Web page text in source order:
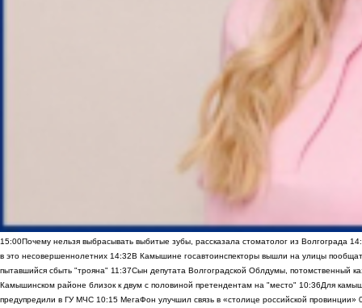
15:00Почему нельзя выбрасывать выбитые зубы, рассказала стоматолог из Волгограда
в это несовершеннолетних 14:32В Камышине госавтоинспекторы вышли на улицы
пытавшийся сбыть "трояна" 11:37Сын депутата Волгоградской Облдумы, потомственный
Камышинском районе близок к двум с половиной претендентам на "место" 10:36Для
предупредили в ГУ МЧС 10:15 МегаФон улучшил связь в «столице российской провинции»